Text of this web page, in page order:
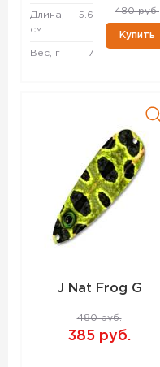
Длина,
см
5.6
Вес, г 7
480 руб.
Купить
J Nat Frog G
480 руб.
385 руб.